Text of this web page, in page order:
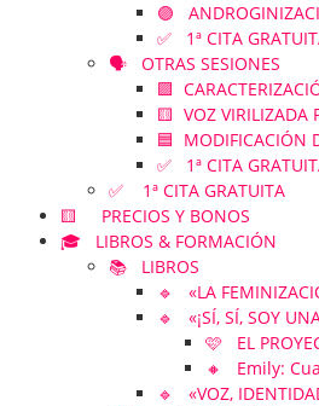
🟣
✅ 1ª CITA
🗣️ OTRAS SESIONES
🟪
🟨 VOZ VIRILIZADA
🟦 MODIFICACIÓN
✅ 1ª CITA
✅ 1ª CITA GRATUITA
🟨 PRECIOS Y BONOS
🎓 LIBROS & FORMACIÓN
📚 LIBROS
🔹 «LA
🔹 «¡SÍ, SÍ, SOY
🩷 EL
🔸 Emily:
🔹 «VOZ,